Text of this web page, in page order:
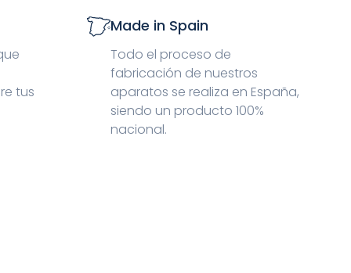
tus
Made in Spain
Todo el proceso de
fabricación de nuestros
aparatos se realiza en España,
siendo un producto 100%
nacional.